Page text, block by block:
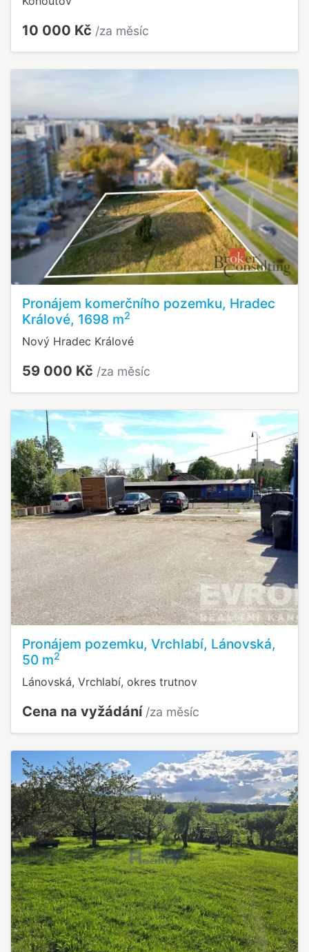
10 000 Kč /za měsíc
Pronájem komerčního pozemku, Hradec
Králové, 1698 m2
Nový Hradec Králové
59 000 Kč /za měsíc
Pronájem pozemku, Vrchlabí, Lánovská,
50 m2
Lánovská, Vrchlabí, okres trutnov
Cena na vyžádání /za měsíc